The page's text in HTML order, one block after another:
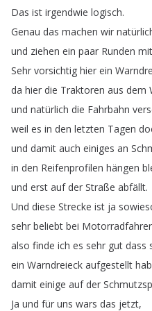
Das ist irgendwie logisch.
Genau das machen wir
und ziehen ein paar Runden mit
Sehr vorsichtig hier ein
da hier die Traktoren aus dem
und natürlich die Fahrbahn
weil es in den letzten Tagen
und damit auch einiges an
in den Reifenprofilen hängen
und erst auf der Straße abfällt.
Und diese Strecke ist ja
sehr beliebt bei
also finde ich es sehr gut dass
ein Warndreieck aufgestellt
damit einige auf der
Ja und für uns wars das jetzt,